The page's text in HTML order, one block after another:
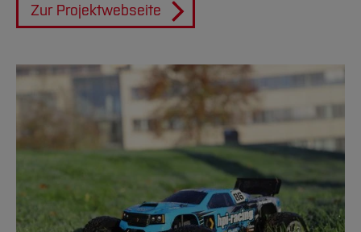
Zur Projektwebseite